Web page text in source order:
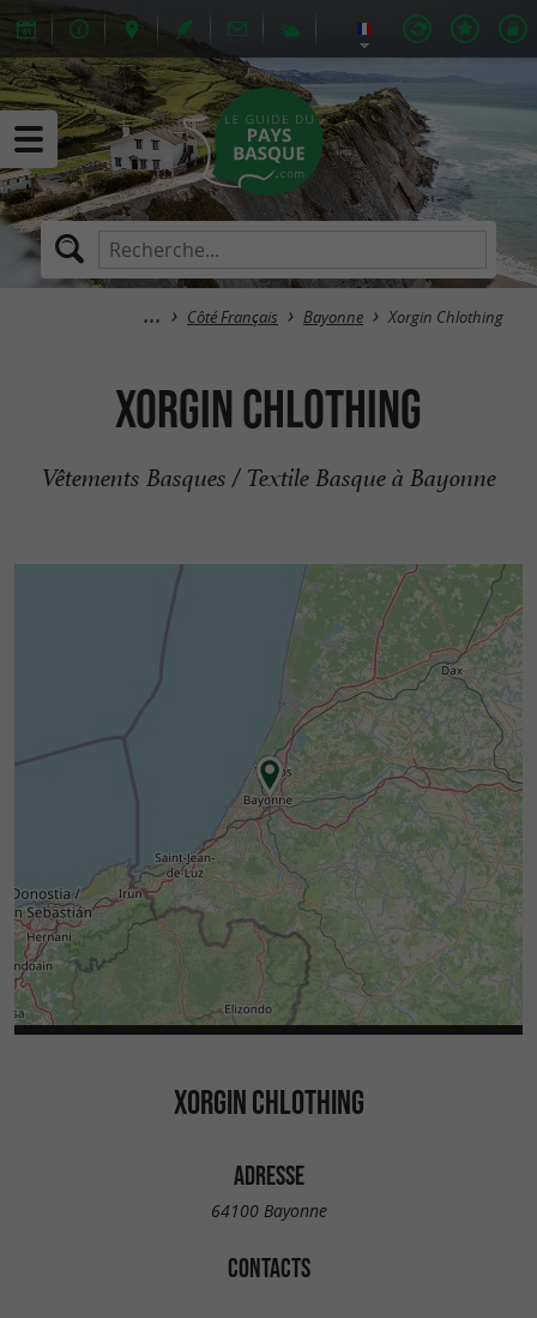
Côté Français Bayonne Xorgin Chlothing
Xorgin Chlothing
Vêtements Basques / Textile Basque à Bayonne
XORGIN CHLOTHING
ADRESSE
64100 Bayonne
CONTACTS